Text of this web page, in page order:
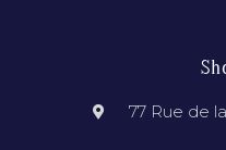
77 Rue de